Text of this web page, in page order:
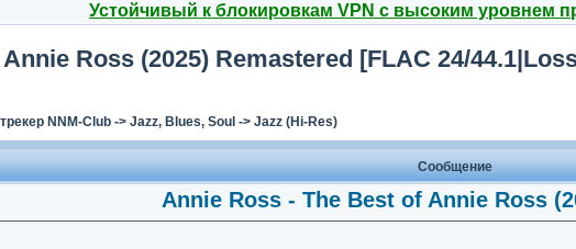
Устойчивый к блокировкам VPN с высоким уровнем
Ross (2025) Remastered [FLAC 24/
NNM-Club-> Jazz, Blues, Soul -> Jazz (Hi-Res)
Сообщение
Annie Ross - The Best of Annie Ross